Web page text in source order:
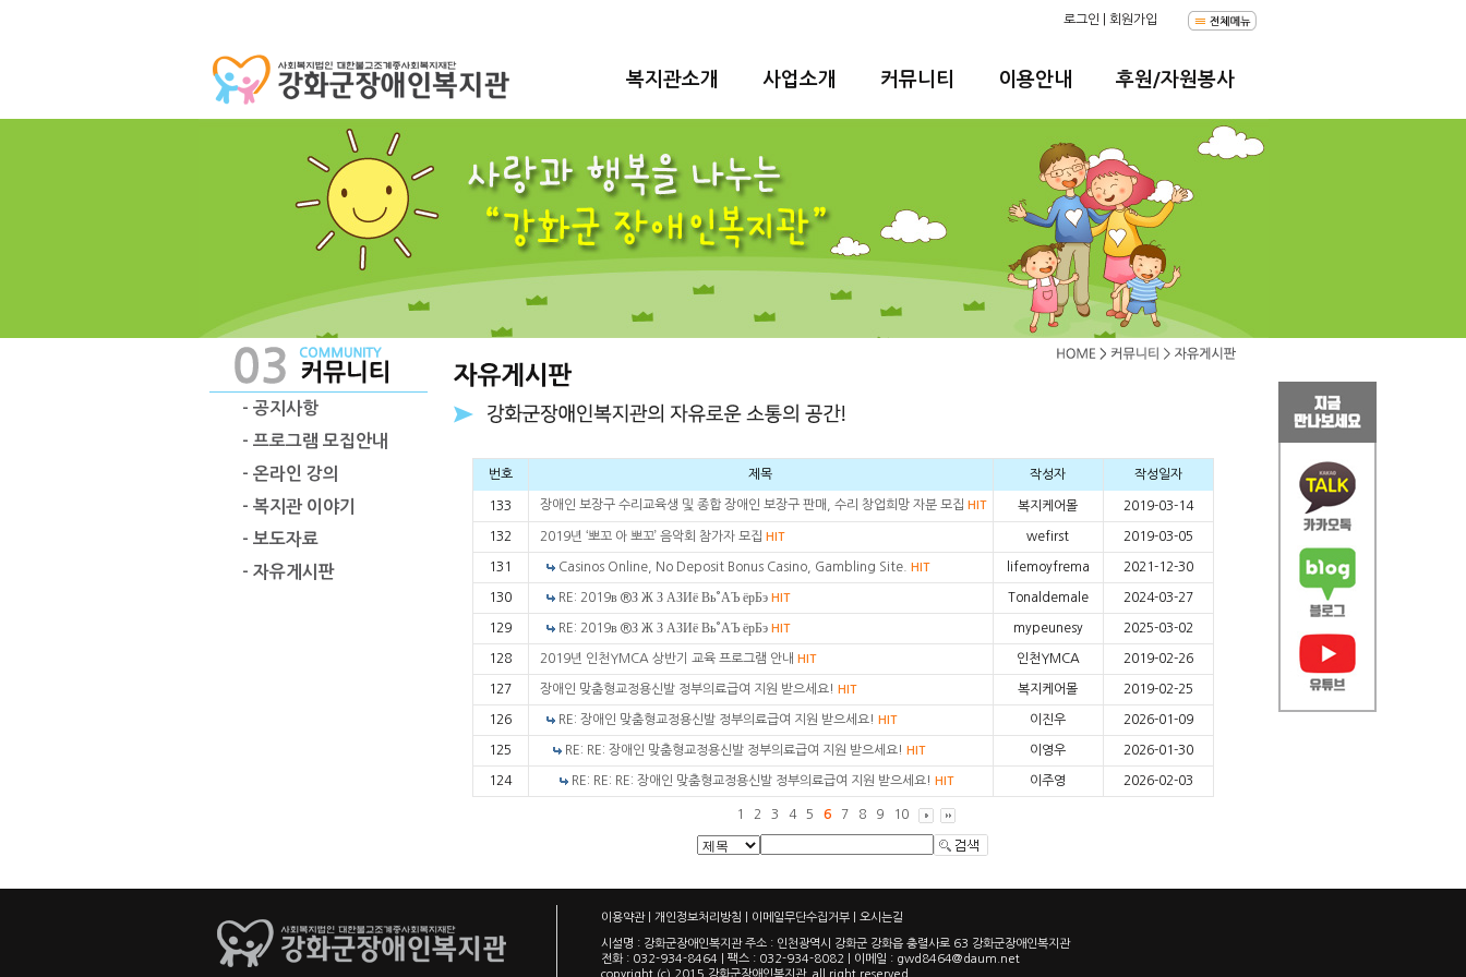
로그인 회원가입
복지관소개 사업소개 커뮤니티 이용안내 후원/자원봉사
- 공지사항
- 프로그램 모집안내
- 온라인 강의
- 복지관 이야기
- 보도자료
- 자유게시판
번호 제목 작성자 작성일자
133 장애인 보장구 수리교육생 및 종합 장애인 보장구 판매, 수리 창업희망 자분 모집 HIT 복지케어몰 2019-03-14
132 2019년 ‘뽀꼬 아 뽀꼬’ 음악회 참가자 모집 HIT wefirst 2019-03-05
131 Casinos Online, No Deposit Bonus Casino, Gambling Site. HIT lifemoyfrema 2021-12-30
130 RE: 2019в ®З Ж З АЗИё Вь°АЪ ёрБэ HIT Tonaldemale 2024-03-27
129 RE: 2019в ®З Ж З АЗИё Вь°АЪ ёрБэ HIT mypeunesy 2025-03-02
128 2019년 인천YMCA 상반기 교육 프로그램 안내 HIT 인천YMCA 2019-02-26
127 장애인 맞춤형교정용신발 정부의료급여 지원 받으세요! HIT 복지케어몰 2019-02-25
126 RE: 장애인 맞춤형교정용신발 정부의료급여 지원 받으세요! HIT 이진우 2026-01-09
125 RE: RE: 장애인 맞춤형교정용신발 정부의료급여 지원 받으세요! HIT 이영우 2026-01-30
124 RE: RE: RE: 장애인 맞춤형교정용신발 정부의료급여 지원 받으세요! HIT 이주영 2026-02-03
1 2 3 4 5 6 7 8 9 10
이용약관| 개인정보처리방침 이메일무단수집거부 오시는길
시설명 : 강화군장애인복지관 주소 : 인천광역시 강화군 강화읍 충렬사로 63 강화군장애인복지관
전화 : 032-934-8464 | 팩스 : 032-934-8082 | 이메일 : gwd8464@daum.net
copyright (c) 2015 강화군장애인복지관, all right reserved.